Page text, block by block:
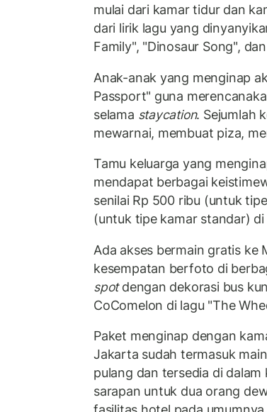
mulai dari kamar tidur dan
dari lirik lagu yang
Family", "Dinosaur Song",
Anak-anak yang menginap
Passport" guna
selama staycation. Sejumlah
mewarnai, membuat piza,
Tamu keluarga yang
mendapat berbagai
senilai Rp 500 ribu (untuk
(untuk tipe kamar standar)
Ada akses bermain gratis ke
kesempatan berfoto di
spotdengan dekorasi bus
CoComelon di lagu "The
Paket menginap dengan
Jakarta sudah termasuk
pulang dan tersedia di
sarapan untuk dua orang